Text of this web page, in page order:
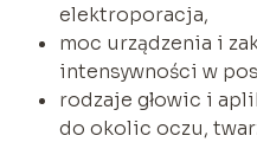
elektroporacja,
moc urządzenia i
intensywności w
rodzaje głowic i
do okolic oczu,